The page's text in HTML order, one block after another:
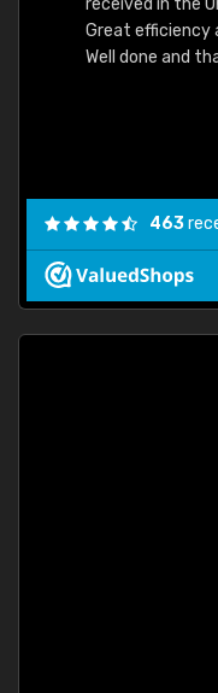
received in the
Great efficiency
Well done and
463